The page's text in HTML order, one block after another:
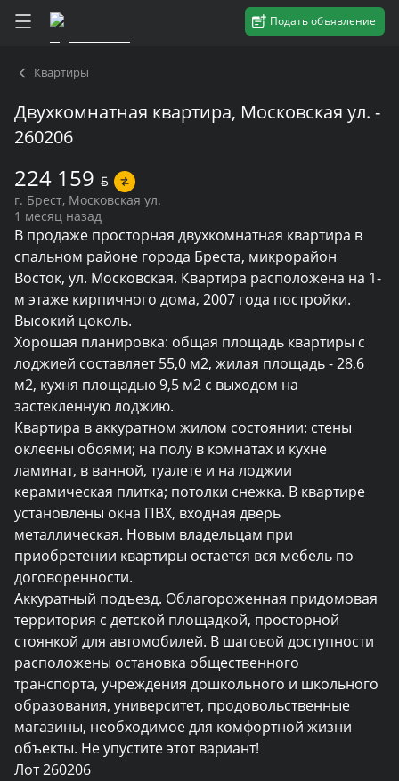
Подать объявление
Квартиры
Двухкомнатная квартира, Московская ул. -
260206
224 159 BYN
г. Брест, Московская ул.
1 месяц назад
В продаже просторная двухкомнатная квартира в
спальном районе города Бреста, микрорайон
Восток, ул. Московская. Квартира расположена на 1-
м этаже кирпичного дома, 2007 года постройки.
Высокий цоколь.
Хорошая планировка: общая площадь квартиры с
лоджией составляет 55,0 м2, жилая площадь - 28,6
м2, кухня площадью 9,5 м2 с выходом на
застекленную лоджию.
Квартира в аккуратном жилом состоянии: стены
оклеены обоями; на полу в комнатах и кухне
ламинат, в ванной, туалете и на лоджии
керамическая плитка; потолки снежка. В квартире
установлены окна ПВХ, входная дверь
металлическая. Новым владельцам при
приобретении квартиры остается вся мебель по
договоренности.
Аккуратный подъезд. Облагороженная придомовая
территория с детской площадкой, просторной
стоянкой для автомобилей. В шаговой доступности
расположены остановка общественного
транспорта, учреждения дошкольного и школьного
образования, университет, продовольственные
магазины, необходимое для комфортной жизни
объекты. Не упустите этот вариант!
Лот 260206